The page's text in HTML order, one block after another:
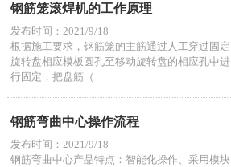
钢筋笼滚焊机的工作原理
发布时间：2021/9/18
根据施工要求，钢筋笼的主筋通过人工穿过固定
旋转盘相应模板圆孔至移动旋转盘的相应孔中进
行固定，把盘筋（
钢筋弯曲中心操作流程
发布时间：2021/9/18
钢筋弯曲中心产品特点：智能化操作、采用模块